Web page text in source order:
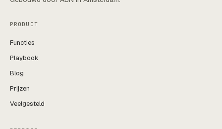
PRODUCT
Functies
Playbook
Blog
Prijzen
Veelgesteld